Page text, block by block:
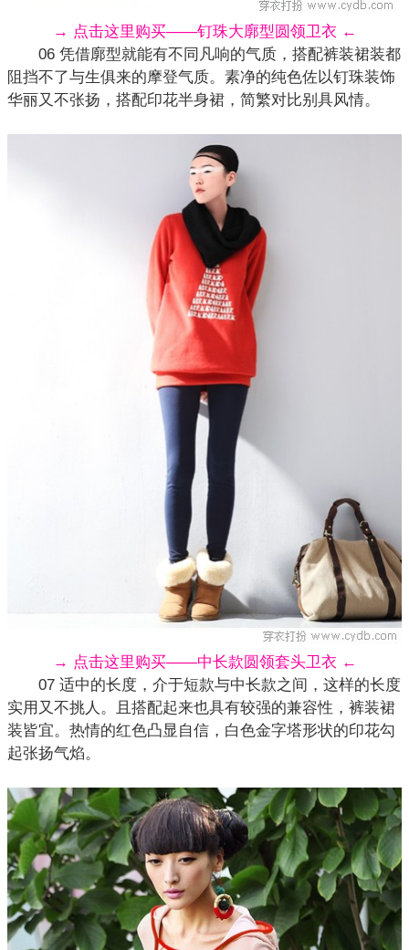
→ 点击这里购买——钉珠大廓型圆领卫衣 ←
06 凭借廓型就能有不同凡响的气质，搭配裤装裙装都
阻挡不了与生俱来的摩登气质。素净的纯色佐以钉珠装饰
华丽又不张扬，搭配印花半身裙 ，简繁对比别具风情。
→ 点击这里购买——中长款圆领套头卫衣 ←
07 适中的长度，介于短款与中长款之间，这样的长度
实用又不挑人。且搭配起来也具有较强的兼容性， 裤装裙
装皆宜。热情的红色凸显自信，白色金字塔形状的印花勾
起张扬气焰。